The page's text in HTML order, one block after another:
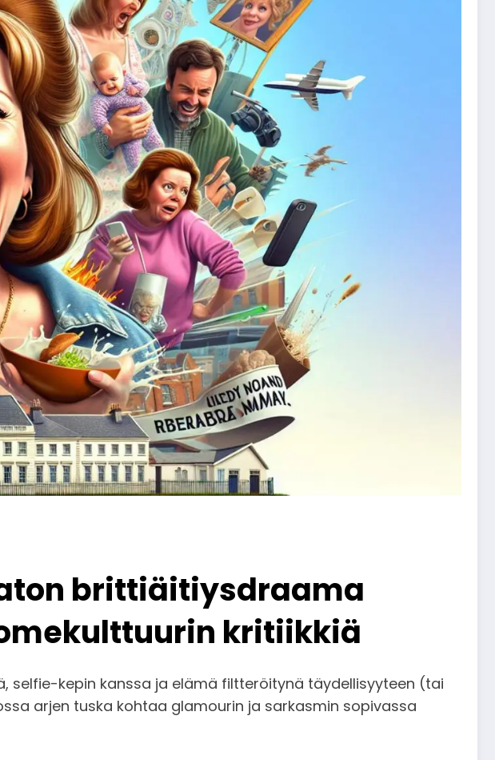
brittiäitiysdraama
kritiikkiä
selfie-kepin kanssa ja elämä filtteröitynä täydellisyyteen (tai
arjen tuska kohtaa glamourin ja sarkasmin sopivassa